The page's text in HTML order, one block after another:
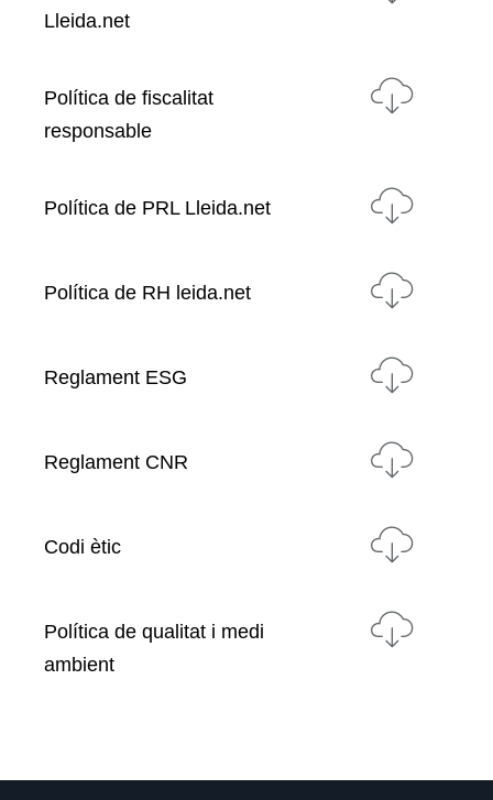
Lleida.net
Política de fiscalitat
responsable
Política de PRL Lleida.net
Política de RH leida.net
Reglament ESG
Reglament CNR
Codi ètic
Política de qualitat i medi
ambient